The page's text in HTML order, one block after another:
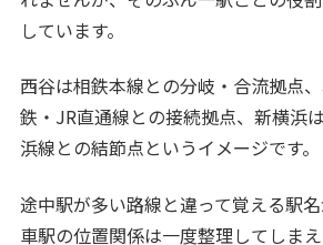
しています。
西谷は相鉄本線との分岐・合流拠点
鉄・JR直通線との接続拠点、新横浜
浜線との結節点というイメージです。
途中駅が多い路線と違って覚える駅
車駅の位置関係は一度整理してしま